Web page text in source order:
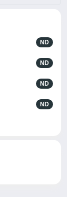
ND
ND
ND
ND